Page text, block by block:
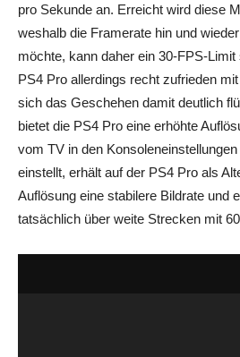
pro Sekunde an. Erreicht wird diese
weshalb die Framerate hin und
möchte, kann daher ein 30-FPS-
PS4 Pro allerdings recht zufrieden
sich das Geschehen damit deutlich
bietet die PS4 Pro eine erhöhte
vom TV in den
einstellt, erhält auf der PS4 Pro als
Auflösung eine stabilere Bildrate und
tatsächlich über weite Strecken mit